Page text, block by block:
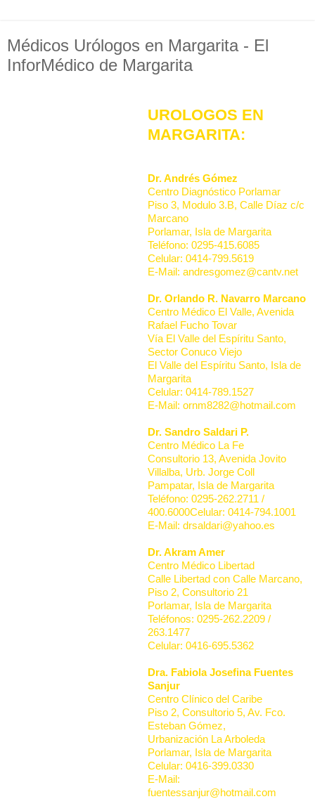
Médicos Urólogos en Margarita - El
InforMédico de Margarita
UROLOGOS EN
MARGARITA:
Dr. Andrés Gómez
Centro Diagnóstico Porlamar
Piso 3, Modulo 3.B, Calle Díaz c/c
Marcano
Porlamar, Isla de Margarita
Teléfono: 0295-415.6085
Celular: 0414-799.5619
E-Mail: andresgomez@cantv.net
Dr. Orlando R. Navarro Marcano
Centro Médico El Valle, Avenida
Rafael Fucho Tovar
Vía El Valle del Espíritu Santo,
Sector Conuco Viejo
El Valle del Espíritu Santo, Isla de
Margarita
Celular: 0414-789.1527
E-Mail: ornm8282@hotmail.com
Dr. Sandro Saldari P.
Centro Médico La Fe
Consultorio 13, Avenida Jovito
Villalba, Urb. Jorge Coll
Pampatar, Isla de Margarita
Teléfono: 0295-262.2711 /
400.6000Celular: 0414-794.1001
E-Mail: drsaldari@yahoo.es
Dr. Akram Amer
Centro Médico Libertad
Calle Libertad con Calle Marcano,
Piso 2, Consultorio 21
Porlamar, Isla de Margarita
Teléfonos: 0295-262.2209 /
263.1477
Celular: 0416-695.5362
Dra. Fabiola Josefina Fuentes
Sanjur
Centro Clínico del Caribe
Piso 2, Consultorio 5, Av. Fco.
Esteban Gómez,
Urbanización La Arboleda
Porlamar, Isla de Margarita
Celular: 0416-399.0330
E-Mail:
fuentessanjur@hotmail.com